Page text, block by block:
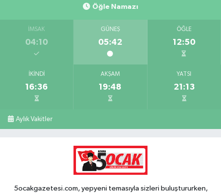
Öğle Namazı
İMSAK
04:10
GÜNEŞ
05:42
ÖĞLE
12:50
İKINDI
16:36
AKŞAM
19:48
YATSI
21:13
Aylık Vakitler
5ocakgazetesi.com, yepyeni temasıyla sizleri buluştururken,